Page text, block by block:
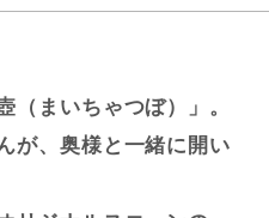
（まいちゃつぼ）」。
が、奥様と一緒に開い